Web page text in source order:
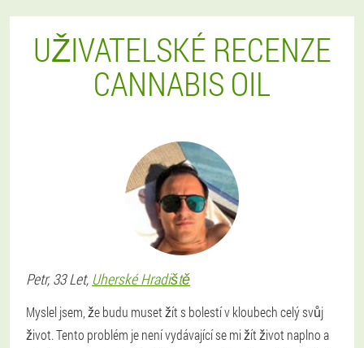
UŽIVATELSKÉ RECENZE
CANNABIS OIL
Petr, 33 Let, Uherské Hradiště
Myslel jsem, že budu muset žít s bolestí v kloubech celý svůj
život. Tento problém je není vydávající se mi žít život naplno a